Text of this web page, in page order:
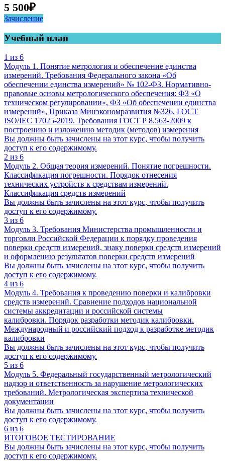
5 500₽
Зачисление
Учебный план
1 из 6
Модуль 1. Понятие метрология и обеспечение единства
измерений. Требования Федерального закона «Об
обеспечении единства измерений» № 102-ФЗ. Нормативно-
правовые основы метрологического обеспечения: ФЗ «О
техническом регулировании», ФЗ «Об обеспечении единства
измерений», Приказа Минэкономразвития №326, ГОСТ
ISO/IEC 17025-2019. Требования ГОСТ Р 8.563-2009 к
построению и изложению методик (методов) измерения
Вы должны быть зачислены на этот курс, чтобы получить
доступ к его содержимому.
2 из 6
Модуль 2. Общая теория измерений. Понятие погрешности.
Классификация погрешности. Порядок отнесения
технических устройств к средствам измерений.
Классификация средств измерений
Вы должны быть зачислены на этот курс, чтобы получить
доступ к его содержимому.
3 из 6
Модуль 3. Требования Министерства промышленности и
торговли Российской Федерации к порядку проведения
поверки средств измерений, знаку поверки средств измерений
и оформлению результатов поверки средств измерений
Вы должны быть зачислены на этот курс, чтобы получить
доступ к его содержимому.
4 из 6
Модуль 4. Требования к проведению поверки и калибровки
средств измерений. Сравнение подходов национальной
системы аккредитации и российской системы
калибровки. Порядок разработки методик калибровки.
Международный и российский подход к разработке методик
калибровки
Вы должны быть зачислены на этот курс, чтобы получить
доступ к его содержимому.
5 из 6
Модуль 5. Федеральный государственный метрологический
надзор и ответственность за нарушение метрологических
требований. Метрологическая экспертиза технической
документации
Вы должны быть зачислены на этот курс, чтобы получить
доступ к его содержимому.
6 из 6
ИТОГОВОЕ ТЕСТИРОВАНИЕ
Вы должны быть зачислены на этот курс, чтобы получить
доступ к его содержимому.